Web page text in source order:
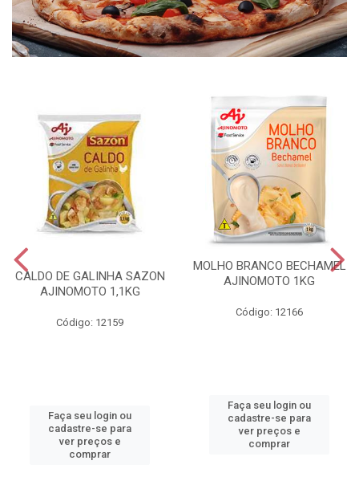
CALDO DE GALINHA SAZON
AJINOMOTO 1,1KG
Código: 12159
Faça seu login ou
cadastre-se para
ver preços e
comprar
MOLHO BRANCO BECHAMEL
AJINOMOTO 1KG
Código: 12166
Faça seu login ou
cadastre-se para
ver preços e
comprar